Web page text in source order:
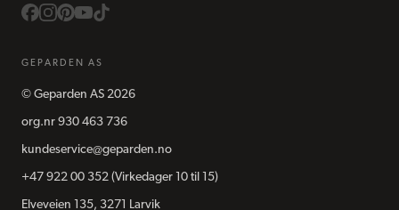
GEPARDEN AS
© Geparden AS 2026
org.nr 930 463 736
kundeservice@geparden.no
+47 922 00 352 (Virkedager 10 til 15)
Elveveien 135, 3271 Larvik